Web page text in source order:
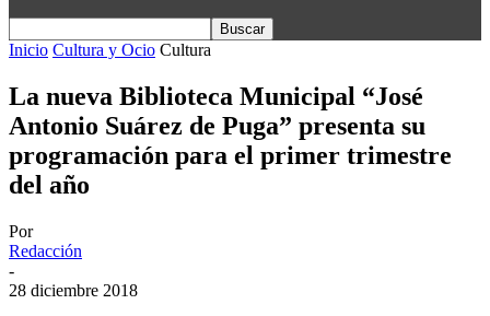
Inicio Cultura y Ocio Cultura
La nueva Biblioteca Municipal “José
Antonio Suárez de Puga” presenta su
programación para el primer trimestre
del año
Por
Redacción
-
28 diciembre 2018